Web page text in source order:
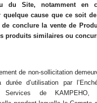
du Site, notamment en
cause que ce soit
conclure la vente de
produits similaires ou
de non-sollicitation
d’utilisation par
Services de KAMPEHO,